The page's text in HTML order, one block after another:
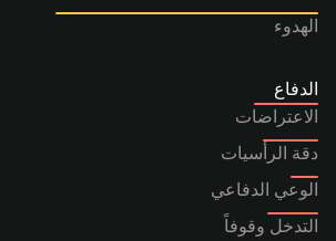
الهدوء
الدفاع
الاعتراضات
دقة الرأسيات
الوعي الدفاعي
التدخل وقوفاً